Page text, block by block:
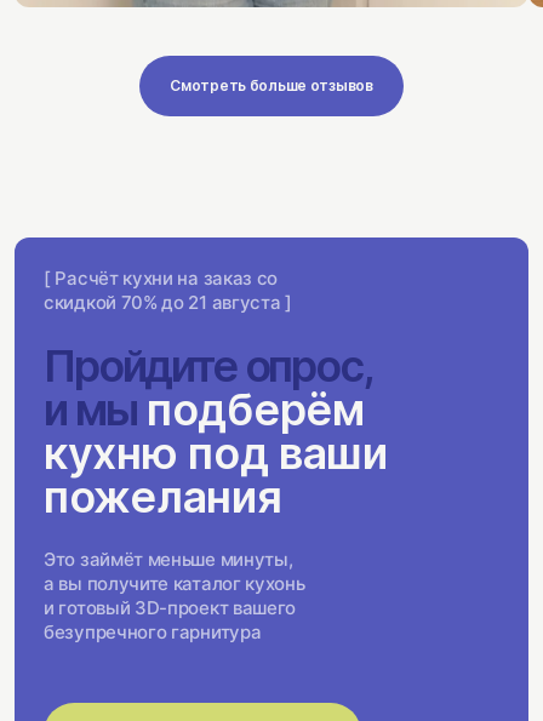
Смотреть больше отзывов
[ Расчёт кухни на заказ со
скидкой 70% до 21 августа ]
Пройдите опрос,
и мыподберём
кухню под ваши
пожелания
Это займёт меньше минуты,
а вы получите каталог кухонь
и готовый 3D-проект вашего
безупречного гарнитура